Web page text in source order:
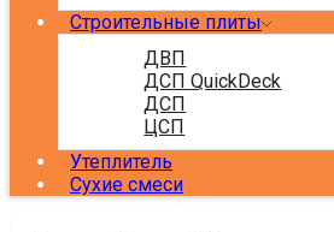
Строительные плиты
ДВП
ДСП QuickDeck
ДСП
ЦСП
Утеплитель
Сухие смеси